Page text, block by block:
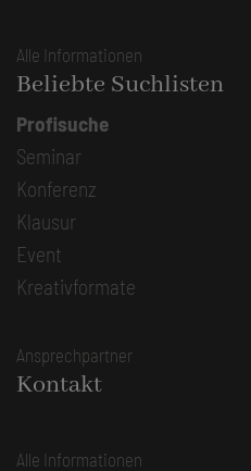
Alle Informationen
Beliebte Suchlisten
Profisuche
Seminar
Konferenz
Klausur
Event
Kreativformate
Ansprechpartner
Kontakt
Alle Informationen